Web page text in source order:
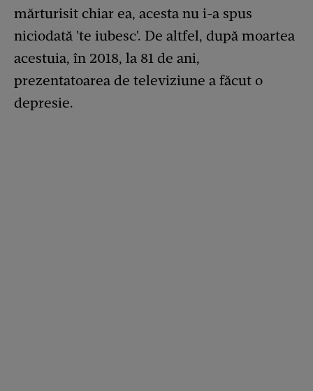
mărturisit chiar ea, acesta nu i-a spus
niciodată 'te iubesc'. De altfel, după moartea
acestuia, în 2018, la 81 de ani,
prezentatoarea de televiziune a făcut o
depresie.